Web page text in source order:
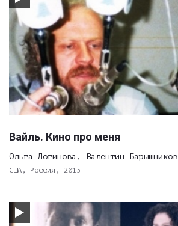
Вайль. Кино про меня
Ольга Логинова, Валентин Барышников
США, Россия, 2015